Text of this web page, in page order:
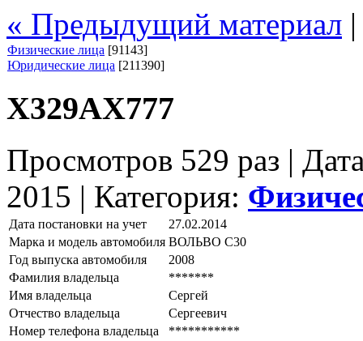
« Предыдущий материал
Физические лица [91143]
Юридические лица [211390]
Х329АХ777
Просмотров 529 раз |
2015 | Категория:
Дата постановки на учет
27.02.2014
Марка и модель автомобиля ВОЛЬВО С30
Год выпуска автомобиля
2008
Фамилия владельца
*******
Имя владельца
Сергей
Отчество владельца
Сергеевич
Номер телефона владельца
***********